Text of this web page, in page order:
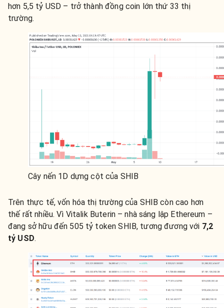
hơn 5,5 tỷ USD – trở thành đồng coin lớn thứ 33 thị
trường.
Cây nến 1D dựng cột của SHIB
Trên thực tế, vốn hóa thị trường của SHIB còn cao hơn
thế rất nhiều. Vì Vitalik Buterin – nhà sáng lập Ethereum –
đang sở hữu đến 505 tỷ token SHIB, tương đương với 7,2
tỷ USD.